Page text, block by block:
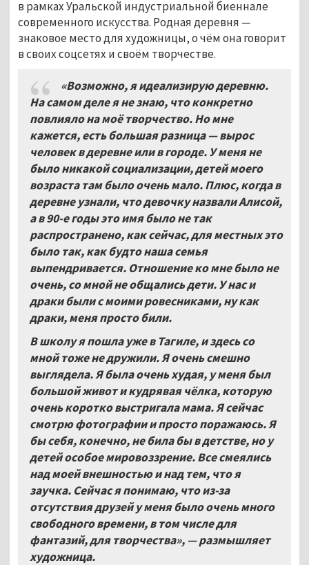
в рамках Уральской индустриальной биеннале
современного искусства. Родная деревня —
знаковое место для художницы, о чём она говорит
в своих соцсетях и своём творчестве.
«Возможно, я идеализирую деревню.
На самом деле я не знаю, что конкретно
повлияло на моё творчество. Но мне
кажется, есть большая разница — вырос
человек в деревне или в городе. У меня не
было никакой социализации, детей моего
возраста там было очень мало. Плюс, когда в
деревне узнали, что девочку назвали Алисой,
а в 90-е годы это имя было не так
распространено, как сейчас, для местных это
было так, как будто наша семья
выпендривается. Отношение ко мне было не
очень, со мной не общались дети. У нас и
драки были с моими ровесниками, ну как
драки, меня просто били.
В школу я пошла уже в Тагиле, и здесь со
мной тоже не дружили. Я очень смешно
выглядела. Я была очень худая, у меня был
большой живот и кудрявая чёлка, которую
очень коротко выстригала мама. Я сейчас
смотрю фотографии и просто поражаюсь. Я
бы себя, конечно, не била бы в детстве, но у
детей особое мировоззрение. Все смеялись
над моей внешностью и над тем, что я
заучка. Сейчас я понимаю, что из-за
отсутствия друзей у меня было очень много
свободного времени, в том числе для
фантазий, для творчества», — размышляет
художница.